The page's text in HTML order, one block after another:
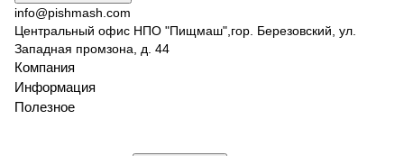
info@pishmash.com
Центральный офис НПО "Пищмаш",гор. Березовский, ул.
Западная промзона, д. 44
Компания
Информация
Полезное